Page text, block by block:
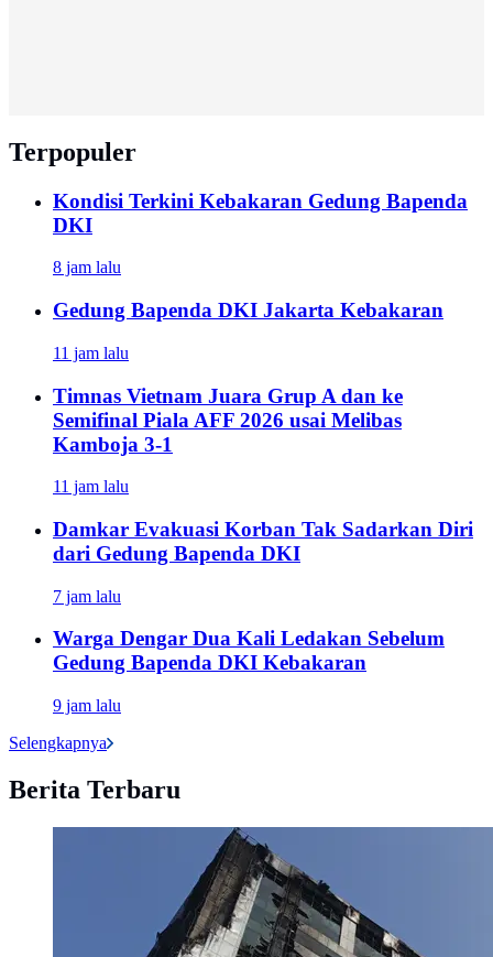
Terpopuler
Kondisi Terkini Kebakaran Gedung Bapenda
DKI
8 jam lalu
Gedung Bapenda DKI Jakarta Kebakaran
11 jam lalu
Timnas Vietnam Juara Grup A dan ke
Semifinal Piala AFF 2026 usai Melibas
Kamboja 3-1
11 jam lalu
Damkar Evakuasi Korban Tak Sadarkan Diri
dari Gedung Bapenda DKI
7 jam lalu
Warga Dengar Dua Kali Ledakan Sebelum
Gedung Bapenda DKI Kebakaran
9 jam lalu
Selengkapnya
Berita Terbaru